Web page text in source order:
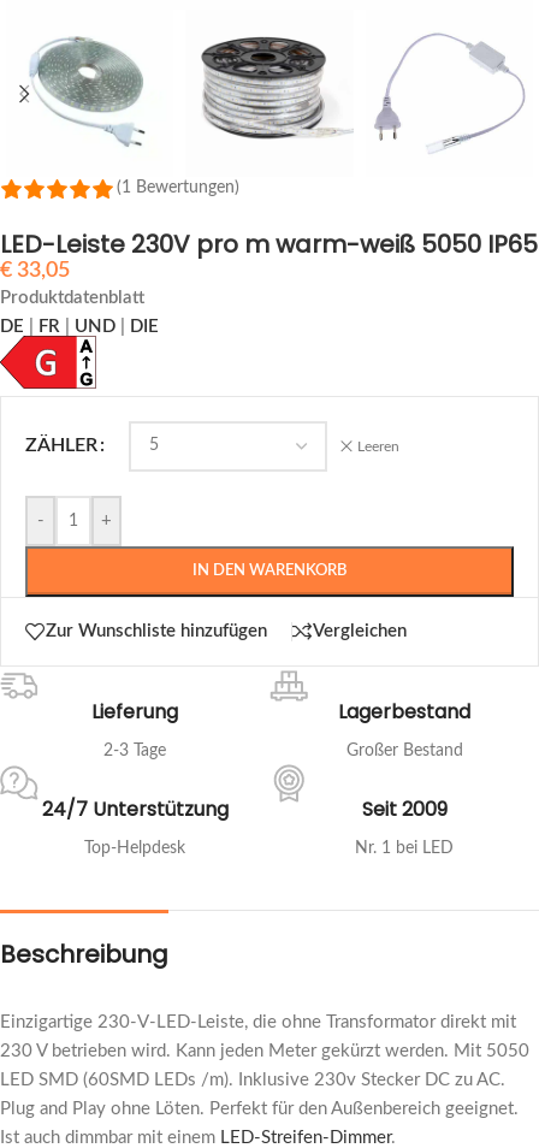
(1 Bewertungen)
LED-Leiste 230V pro m warm-weiß 5050 IP65
€ 33,05
Produktdatenblatt
DE
FR UND DIE
ZÄHLER Leeren
- +
IN DEN WARENKORB
Zur Wunschliste hinzufügen Vergleichen
Lieferung
2-3 Tage
Lagerbestand
Großer Bestand
24/7 Unterstützung
Top-Helpdesk
Seit 2009
Nr. 1 bei LED
Beschreibung
Einzigartige 230-V-LED-Leiste, die ohne Transformator direkt mit
230 V betrieben wird. Kann jeden Meter gekürzt werden. Mit 5050
LED SMD (60SMD LEDs /m). Inklusive 230v Stecker DC zu AC.
Plug and Play ohne Löten. Perfekt für den Außenbereich geeignet.
Ist auch dimmbar mit einem LED-Streifen-Dimmer.